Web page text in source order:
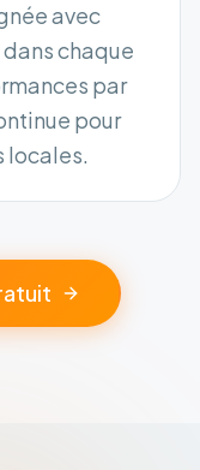
avec
chaque
par
pour
locales.